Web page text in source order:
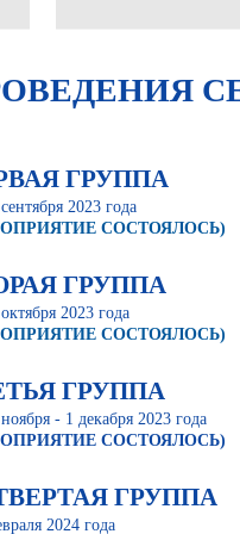
ГРУППА
2023 года
СОСТОЯЛОСЬ)
ГРУППА
2023 года
СОСТОЯЛОСЬ)
ГРУППА
- 1 декабря 2023 года
СОСТОЯЛОСЬ)
ГРУППА
2024 года